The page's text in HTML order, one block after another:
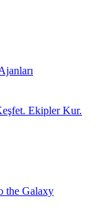
Ekipler Kur.
the Galaxy